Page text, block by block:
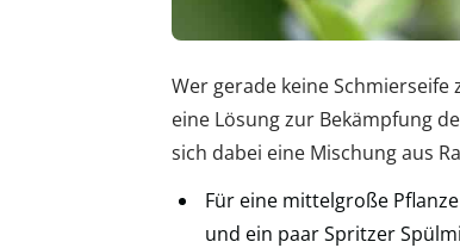
Wer gerade keine
eine Lösung zur Bekämpfung
sich dabei eine Mischung aus
Für eine mittelgroße
und ein paar Spritzer